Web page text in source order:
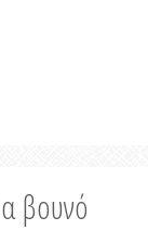
βουνό